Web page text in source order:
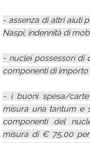
- assenza di altri aiuti
Naspi, indennità di
- nuclei possessori di
componenti di
- i buoni spesa/
misura una tantum e
componenti del
misura di € 75,00